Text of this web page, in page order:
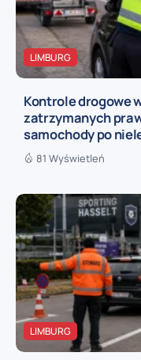
LIMBURG
Kontrole drogowe
zatrzymanych
samochody po
81 Wyświetleń
LIMBURG